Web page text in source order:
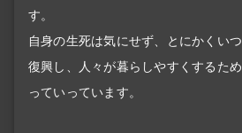
す。
自身の生死は気にせず、とにかくい
復興し、人々が暮らしやすくするた
っていっています。